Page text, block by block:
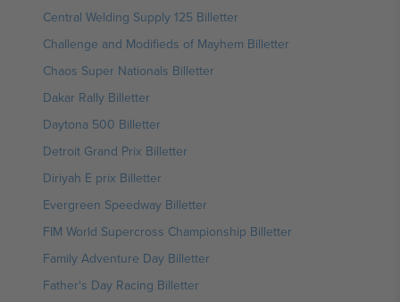
Central Welding Supply 125 Billetter
Challenge and Modifieds of Mayhem Billetter
Chaos Super Nationals Billetter
Dakar Rally Billetter
Daytona 500 Billetter
Detroit Grand Prix Billetter
Diriyah E prix Billetter
Evergreen Speedway Billetter
FIM World Supercross Championship Billetter
Family Adventure Day Billetter
Father's Day Racing Billetter